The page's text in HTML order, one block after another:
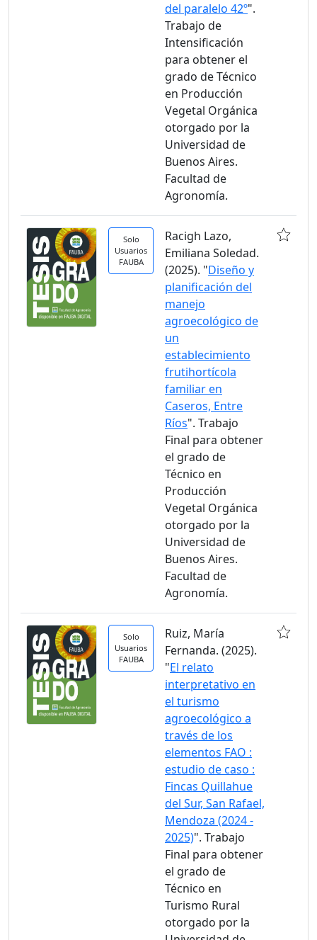
del paralelo 42º".
Trabajo de
Intensificación
para obtener el
grado de Técnico
en Producción
Vegetal Orgánica
otorgado por la
Universidad de
Buenos Aires.
Facultad de
Agronomía.
Solo
Usuarios
FAUBA
Racigh Lazo,
Emiliana Soledad.
(2025). "Diseño y
planificación del
manejo
agroecológico de
un
establecimiento
frutihortícola
familiar en
Caseros, Entre
Ríos". Trabajo
Final para obtener
el grado de
Técnico en
Producción
Vegetal Orgánica
otorgado por la
Universidad de
Buenos Aires.
Facultad de
Agronomía.
Solo
Usuarios
FAUBA
Ruiz, María
Fernanda. (2025).
"El relato
interpretativo en
el turismo
agroecológico a
través de los
elementos FAO :
estudio de caso :
Fincas Quillahue
del Sur, San Rafael,
Mendoza (2024 -
2025)". Trabajo
Final para obtener
el grado de
Técnico en
Turismo Rural
otorgado por la